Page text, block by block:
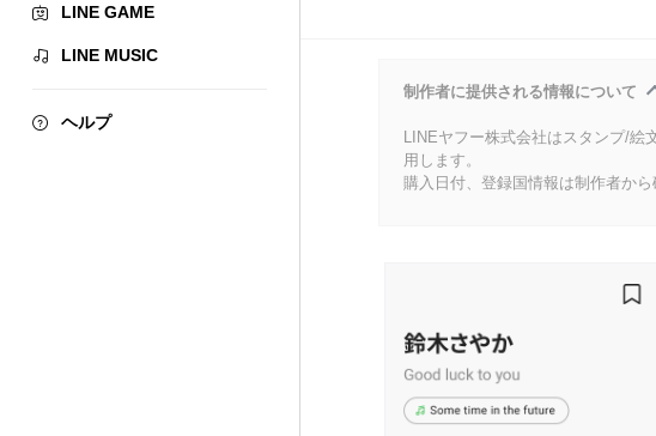
LINE GAME
LINE MUSIC
ヘルプ
制作者に提供される情報について
LINEヤフー株式会社はスタンプ/絵
用します。
購入日付、登録国情報は制作者か